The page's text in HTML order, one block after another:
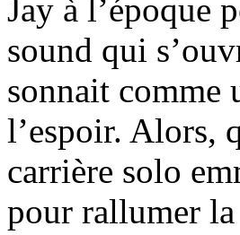
Jay à l’époque
sound qui
sonnait comme
l’espoir. Alors,
carrière solo
pour rallumer